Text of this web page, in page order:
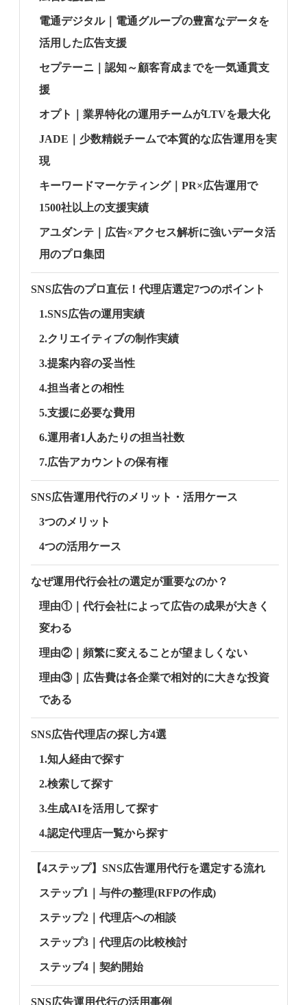
電通デジタル｜電通グループの豊富なデータを
活用した広告支援
セプテーニ｜認知～顧客育成までを一気通貫支
援
オプト｜業界特化の運用チームがLTVを最大化
JADE｜少数精鋭チームで本質的な広告運用を実
現
キーワードマーケティング｜PR×広告運用で
1500社以上の支援実績
アユダンテ｜広告×アクセス解析に強いデータ活
用のプロ集団
SNS広告のプロ直伝！代理店選定7つのポイント
1.SNS広告の運用実績
2.クリエイティブの制作実績
3.提案内容の妥当性
4.担当者との相性
5.支援に必要な費用
6.運用者1人あたりの担当社数
7.広告アカウントの保有権
SNS広告運用代行のメリット・活用ケース
3つのメリット
4つの活用ケース
なぜ運用代行会社の選定が重要なのか？
理由①｜代行会社によって広告の成果が大きく
変わる
理由②｜頻繁に変えることが望ましくない
理由③｜広告費は各企業で相対的に大きな投資
である
SNS広告代理店の探し方4選
1.知人経由で探す
2.検索して探す
3.生成AIを活用して探す
4.認定代理店一覧から探す
【4ステップ】SNS広告運用代行を選定する流れ
ステップ1｜与件の整理(RFPの作成)
ステップ2｜代理店への相談
ステップ3｜代理店の比較検討
ステップ4｜契約開始
SNS広告運用代行の活用事例